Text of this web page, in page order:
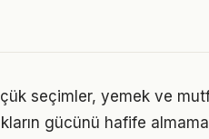
seçimler, yemek ve
gücünü hafife